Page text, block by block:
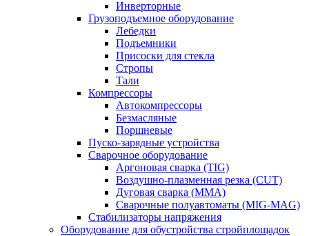
Инверторные
Грузоподъемное оборудование
Лебедки
Подъемники
Присоски для стекла
Стропы
Тали
Компрессоры
Автокомпрессоры
Безмасляные
Поршневые
Пуско-зарядные устройства
Сварочное оборудование
Аргоновая сварка (TIG)
Воздушно-плазменная резка (CUT)
Дуговая сварка (ММА)
Сварочные полуавтоматы (MIG-MAG)
Стабилизаторы напряжения
Оборудование для обустройства стройплощадок